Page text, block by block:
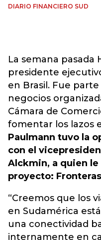
DIARIO FINANCIERO SUD
La semana pasada
presidente
en Brasil. Fue
negocios
Cámara de
fomentar los lazos
Paulmann tuvo la
con el
Alckmin, a quien
proyecto:
“Creemos que los
en Sudamérica
una conectividad
internamente en